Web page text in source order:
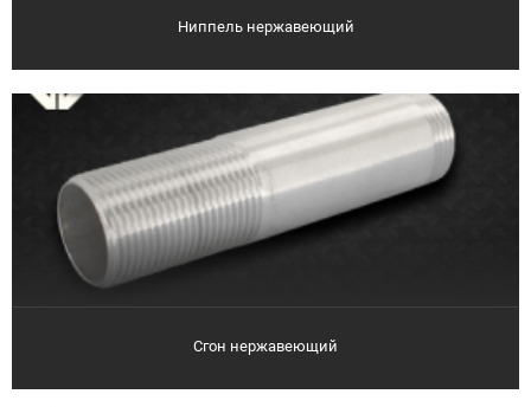
Ниппель нержавеющий
Сгон нержавеющий